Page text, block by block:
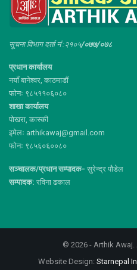
सूचना विभाग दर्ता नं :२१०५/०७७/०७८
प्रधान कार्यालय
नयाँ बानेश्वर, काठमाडौं
फोनः ९८५११०६०८०
शाखा कार्यालय
पोखरा, कास्की
इमेलः arthikawaj@gmail.com
फोनः ९८५६०६००८०
सञ्चालक/प्रधान सम्पादक- सुरेन्द्र पौडेल
सम्पादक: रविना ढकाल
© 2026 - Arthik Awaj.
Website Design: Starnepal